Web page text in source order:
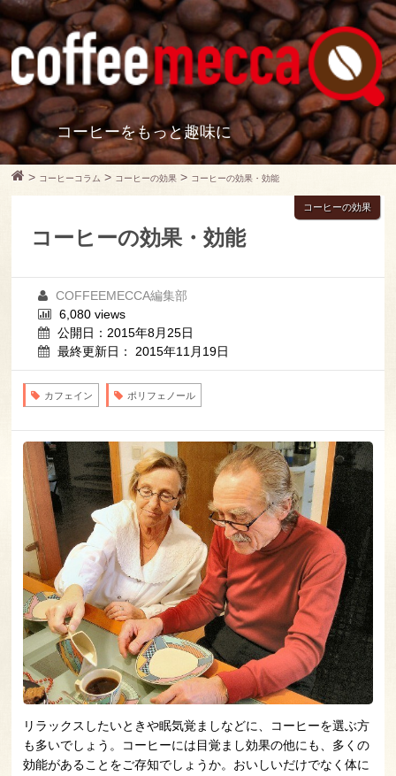
コーヒーをもっと趣味に
> コーヒーコラム > コーヒーの効果 > コーヒーの効果・効能
コーヒーの効果・効能
コーヒーの効果
COFFEEMECCA編集部
6,080 views
公開日：2015年8月25日
最終更新日： 2015年11月19日
カフェイン ポリフェノール
リラックスしたいときや眠気覚ましなどに、コーヒーを選ぶ方
も多いでしょう。コーヒーには目覚まし効果の他にも、多くの
効能があることをご存知でしょうか。おいしいだけでなく体に